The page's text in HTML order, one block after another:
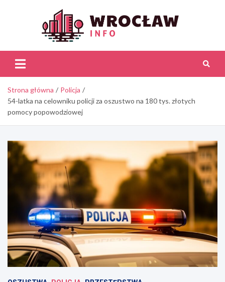
Strona główna
Policja
54-latka na celowniku policji za oszustwo na 180 tys. złotych
pomocy popowodziowej